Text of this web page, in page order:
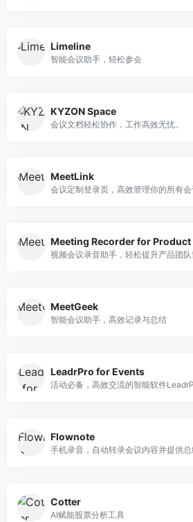
Limeline
智能会议助手，轻松参会
KYZON Space
会议文档轻松协作，工作高效无忧。
MeetLink
会议定制登录页，高效管理你的所有会
Meeting Recorder for Product
视频会议录音助手，轻松提升产品团队
MeetGeek
智能会议助手，高效记录与总结
LeadrPro for Events
活动必备，高效交流的智能软件
Flownote
手机录音，自动转录会议内容并提供
Cotter
AI赋能股票分析工具